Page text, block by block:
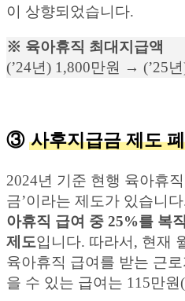
이 상향되었습니다.
※ 육아휴직 최대지급액
(’24년) 1,800만원 → (’25
③ 사후지급금 제도
2024년 기준 현행 육아휴
금’이라는 제도가 있습니
아휴직 급여 중 25%를 복
제도입니다. 따라서, 현재
육아휴직 급여를 받는 근
을 수 있는 급여는 115만